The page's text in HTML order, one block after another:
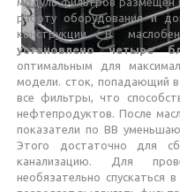
работу оборудования и
конструкции. В
установлено четыре
оптимальным для
модели. сток, попадающий
все фильтры, что
нефтепродуктов. После
показатели по ВВ
Этого достаточно для
канализацию. Для
необязательно спускаться